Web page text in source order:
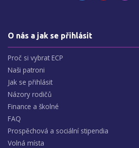
O nás a jak se přihlásit
Proč si vybrat ECP
Naši patroni
Jak se přihlásit
Názory rodičů
Finance a školné
FAQ
Prospěchová a sociální stipendia
Volná místa